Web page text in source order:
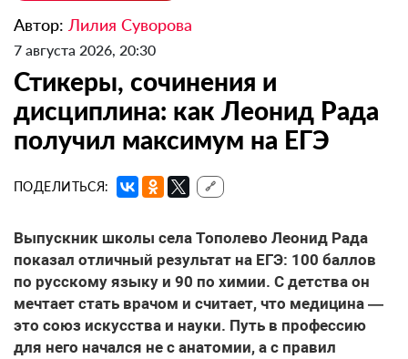
Автор: Лилия Суворова
7 августа 2026, 20:30
Стикеры, сочинения и
дисциплина: как Леонид Рада
получил максимум на ЕГЭ
ПОДЕЛИТЬСЯ: 🔗
Выпускник школы села Тополево Леонид Рада
показал отличный результат на ЕГЭ: 100 баллов
по русскому языку и 90 по химии. С детства он
мечтает стать врачом и считает, что медицина —
это союз искусства и науки. Путь в профессию
для него начался не с анатомии, а с правил